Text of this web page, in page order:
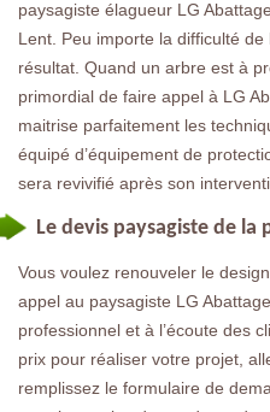
paysagiste élagueur LG
Lent. Peu importe la difficulté
résultat. Quand un arbre est à
primordial de faire appel à LG
maitrise parfaitement les
équipé d’équipement de
sera revivifié après son
Le devis paysagiste de la
Vous voulez renouveler le
appel au paysagiste LG
professionnel et à l’écoute des
prix pour réaliser votre projet,
remplissez le formulaire de